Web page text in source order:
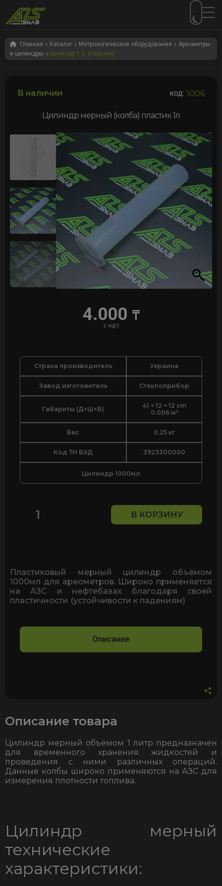
Перейти
навигации
Перейти
содержимому
Главная Каталог Метрологическое оборудование
Ареометры
и цилиндры
Цилиндр 1 л. (пластик)
В наличии код: 1006
Цилиндр мерный (колба) пластик 1л
4.000 ₸
с ндс
Страна производитель Украина
Завод изготовитель Стеклоприбор
Габариты (Д×Ш×В)
41 × 12 × 12 cm
0.006 м³
Вес 0.25 кг
Код ТН ВЭД 3923300000
Цилиндр 1000мл
Количество
1л
В КОРЗИНУ
Пластиковый мерный цилиндр объёмом
1000мл для ареометров. Широко применяется
на АЗС и нефтебазах благодаря своей
пластичности (устойчивости к падениям)
Описание
Описание товара
Цилиндр мерный объёмом 1 литр предназначен
для временного хранения жидкостей и
проведения с ними различных операций.
Данные колбы широко применяются на АЗС для
измерения плотности топлива.
Цилиндр мерный
технические
характеристики: